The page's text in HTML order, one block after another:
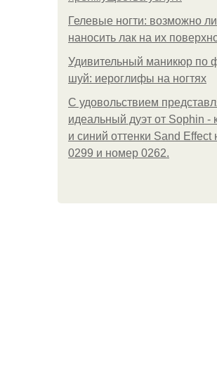
Гелевые ногти: возможно ли
наносить лак на их
Удивительный маникюр по
шуй: иероглифы на ногтях
С удовольствием
идеальный дуэт от Sophin -
и синий оттенки Sand Effect
0299 и номер 0262.